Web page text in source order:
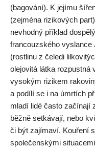
(bagování). K jejímu
(zejména rizikových
nevhodný příklad
francouzského vyslance
(rostlinu z čeledi
olejovitá látka rozpustná
vysokým rizikem
a podílí se i na úmrtích
mladí lidé často začínají
běžně setkávají, nebo
či být zajímaví. Kouření
společenskými